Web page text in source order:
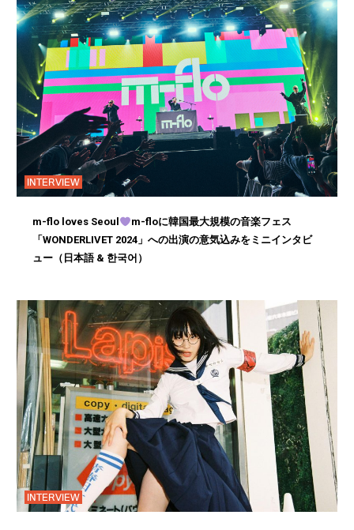
INTERVIEW
m-flo loves Seoul
m-floに韓国最大規模の音楽フェス
「WONDERLIVET 2024」への出演の意気込みをミニインタビ
ュー（日本語 & 한국어）
INTERVIEW